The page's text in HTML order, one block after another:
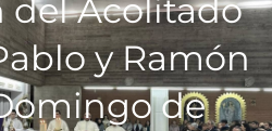
del Acolitado
y Ramón
de